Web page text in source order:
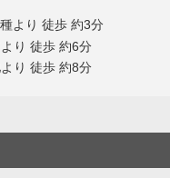
より 徒歩 約3分
り 徒歩 約6分
り 徒歩 約8分